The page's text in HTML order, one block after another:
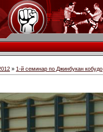
» 1-й семинар по Джинбукан кобудо